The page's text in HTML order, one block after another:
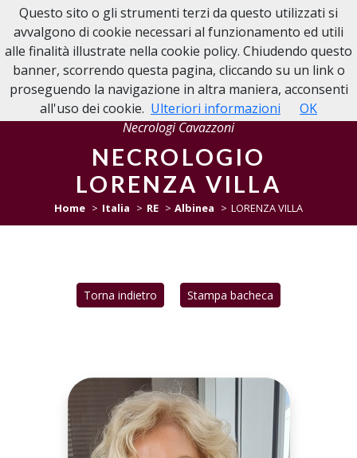
NECROLOGIE CAVAZZONI
Necrologi Cavazzoni
NECROLOGIO
LORENZA VILLA
Home Italia RE Albinea LORENZA VILLA
Torna indietro Stampa bacheca
Questo sito o gli strumenti terzi da questo utilizzati si
avvalgono di cookie necessari al funzionamento ed utili
alle finalità illustrate nella cookie policy. Chiudendo questo
banner, scorrendo questa pagina, cliccando su un link o
proseguendo la navigazione in altra maniera, acconsenti
all'uso dei cookie. Ulteriori informazioni OK